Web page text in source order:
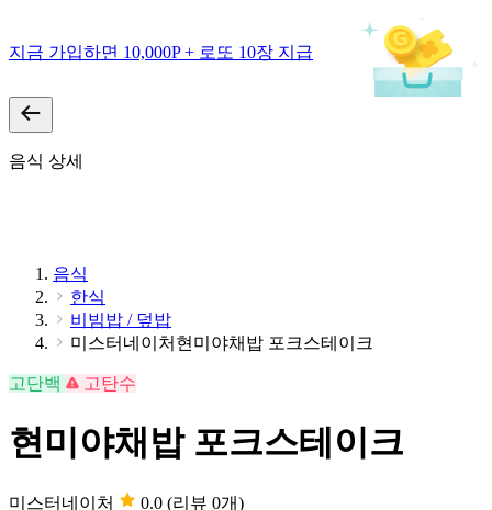
지금 가입하면 10,000P + 로또 10장 지급
음식 상세
음식
한식
비빔밥 / 덮밥
미스터네이처현미야채밥 포크스테이크
고단백 고탄수
현미야채밥 포크스테이크
미스터네이처 0.0 (리뷰 0개)